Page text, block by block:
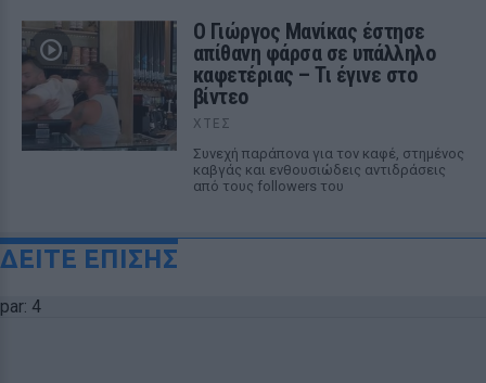
Ο Γιώργος Μανίκας έστησε
απίθανη φάρσα σε υπάλληλο
καφετέριας – Τι έγινε στο
βίντεο
ΧΤΕΣ
Συνεχή παράπονα για τον καφέ, στημένος
καβγάς και ενθουσιώδεις αντιδράσεις
από τους followers του
ΔΕΙΤΕ ΕΠΙΣΗΣ
par: 4